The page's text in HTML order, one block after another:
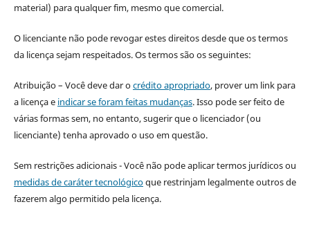
material) para qualquer fim, mesmo que comercial.
O licenciante não pode revogar estes direitos desde que os termos
da licença sejam respeitados. Os termos são os seguintes:
Atribuição – Você deve dar ocrédito apropriado, prover um link para
a licença e indicar se foram feitas mudanças. Isso pode ser feito de
várias formas sem, no entanto, sugerir que o licenciador (ou
licenciante) tenha aprovado o uso em questão.
Sem restrições adicionais - Você não pode aplicar termos jurídicos ou
medidas de caráter tecnológicoque restrinjam legalmente outros de
fazerem algo permitido pela licença.